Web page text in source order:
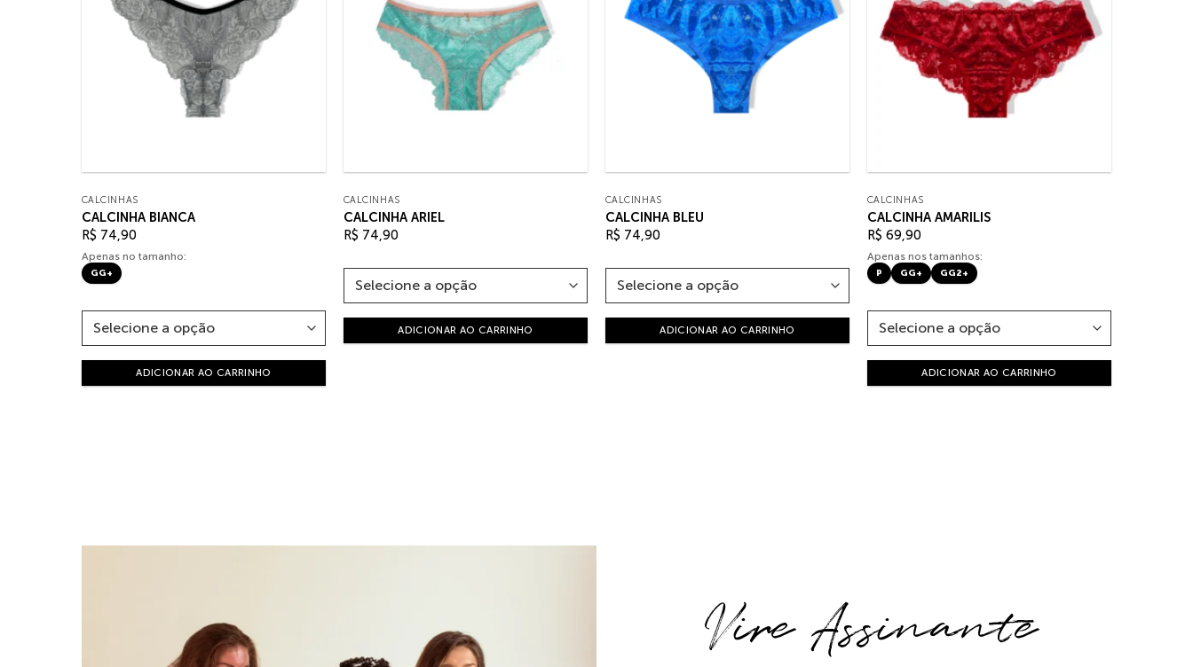
CALCINHAS
CALCINHA BIANCA
R$ 74,90
Apenas no tamanho:
GG+
ADICIONAR AO CARRINHO
CALCINHAS
CALCINHA ARIEL
R$ 74,90
ADICIONAR AO CARRINHO
CALCINHAS
CALCINHA BLEU
R$ 74,90
ADICIONAR AO CARRINHO
CALCINHAS
CALCINHA AMARILIS
R$ 69,90
Apenas nos tamanhos:
P GG+ GG2+
ADICIONAR AO CARRINHO
Vire Assinante